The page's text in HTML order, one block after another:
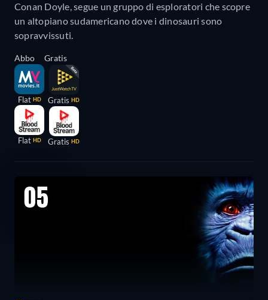
Conan Doyle, segue un gruppo di esploratori che scopre
un altopiano sudamericano dove i dinosauri sono
sopravvissuti.
Abbo
Flat HD
Flat HD
Gratis
Gratis HD
Gratis HD
05